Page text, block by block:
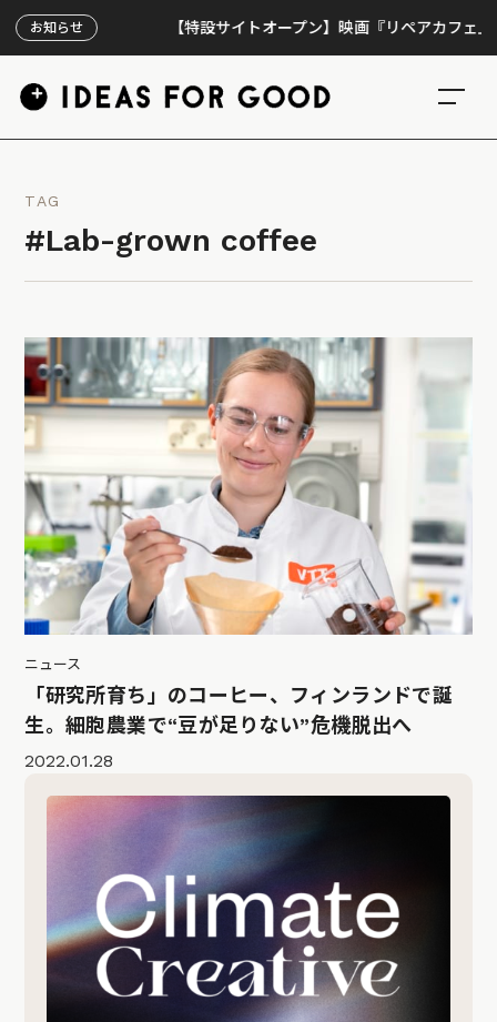
お知らせ 【特設サイトオープン】映画『リペアカフェ』、上
TAG
#Lab-grown coffee
ニュース
「研究所育ち」のコーヒー、フィンランドで誕
生。細胞農業で“豆が足りない”危機脱出へ
2022.01.28